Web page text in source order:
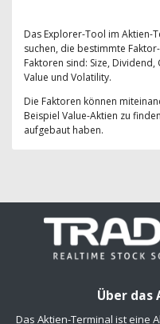
Das Explorer-Tool im Aktien-
suchen, die bestimmte
Faktoren sind: Size,
Value und Volatility.
Die Faktoren können
Beispiel Value-Aktien zu
aufgebaut haben.
Über das
Das Aktien-Terminal ist eine